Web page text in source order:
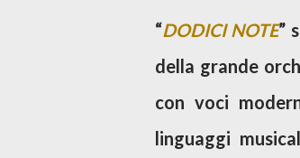
“DODICI NOTE”
della grande
con voci
linguaggi